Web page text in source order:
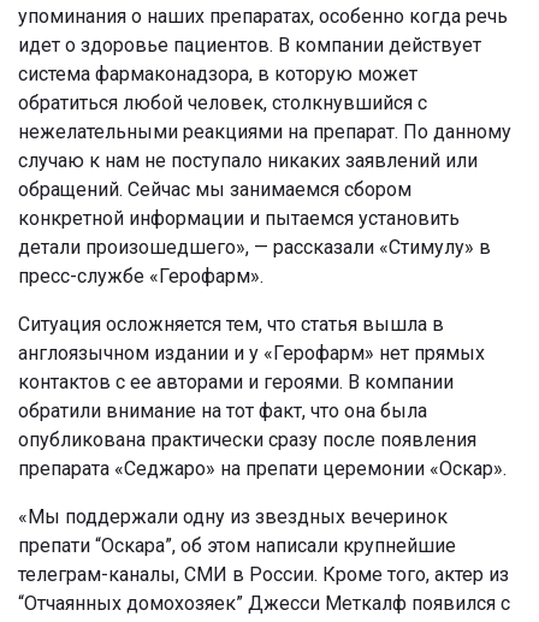
упоминания о наших препаратах, особенно когда речь
идет о здоровье пациентов. В компании действует
система фармаконадзора, в которую может
обратиться любой человек, столкнувшийся с
нежелательными реакциями на препарат. По данному
случаю к нам не поступало никаких заявлений или
обращений. Сейчас мы занимаемся сбором
конкретной информации и пытаемся установить
детали произошедшего», — рассказали «Стимулу» в
пресс-службе «Герофарм».
Ситуация осложняется тем, что статья вышла в
англоязычном издании и у «Герофарм» нет прямых
контактов с ее авторами и героями. В компании
обратили внимание на тот факт, что она была
опубликована практически сразу после появления
препарата «Седжаро» на препати церемонии «Оскар».
«Мы поддержали одну из звездных вечеринок
препати “Оскара”, об этом написали крупнейшие
телеграм-каналы, СМИ в России. Кроме того, актер из
“Отчаянных домохозяек” Джесси Меткалф появился с